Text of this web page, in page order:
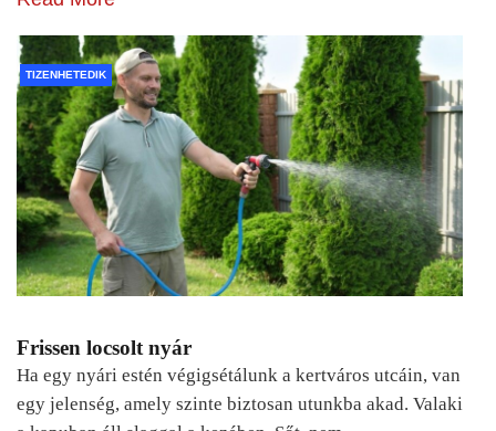
TIZENHETEDIK
Frissen locsolt nyár
Ha egy nyári estén végigsétálunk a kertváros utcáin, van
egy jelenség, amely szinte biztosan utunkba akad. Valaki